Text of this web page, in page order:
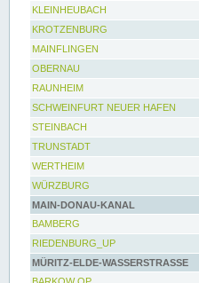
KLEINHEUBACH
KROTZENBURG
MAINFLINGEN
OBERNAU
RAUNHEIM
SCHWEINFURT NEUER HAFEN
STEINBACH
TRUNSTADT
WERTHEIM
WÜRZBURG
MAIN-DONAU-KANAL
BAMBERG
RIEDENBURG_UP
MÜRITZ-ELDE-WASSERSTRASSE